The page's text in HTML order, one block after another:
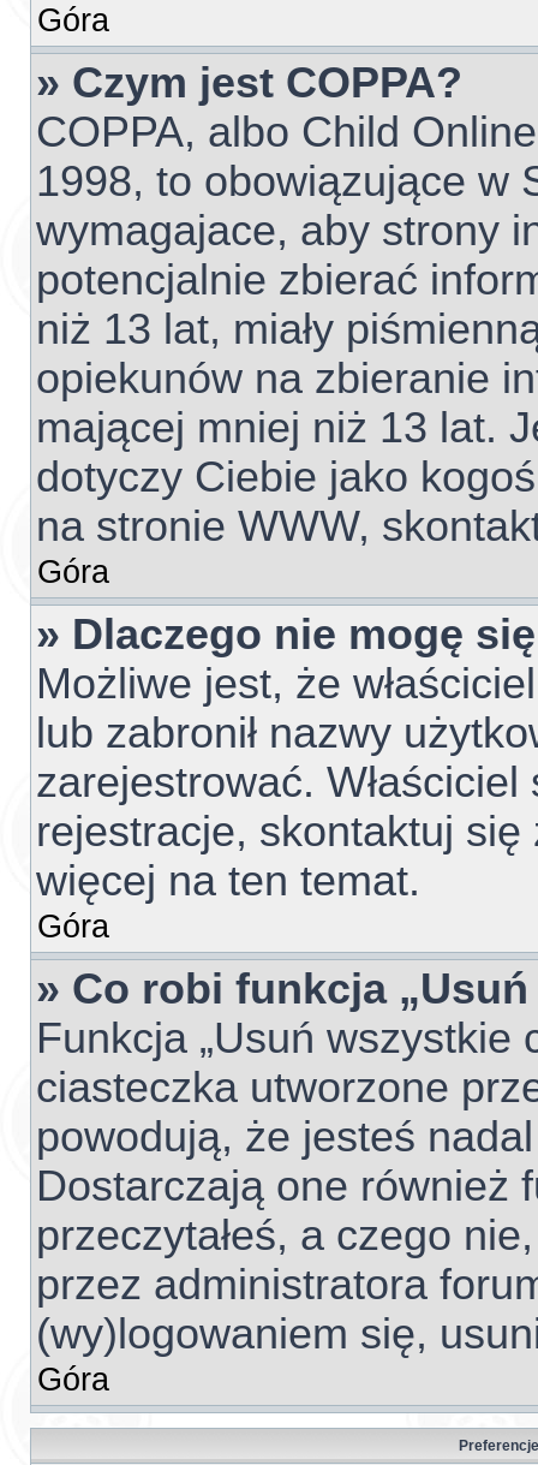
Góra
» Czym jest COPPA?
COPPA, albo Child
1998, to obowiązujące w
wymagajace, aby strony
potencjalnie zbierać
niż 13 lat, miały
opiekunów na zbieranie
mającej mniej niż 13 lat.
dotyczy Ciebie jako
na stronie WWW,
Góra
» Dlaczego nie mogę
Możliwe jest, że
lub zabronił nazwy
zarejestrować.
rejestracje, skontaktuj
więcej na ten temat.
Góra
» Co robi funkcja
Funkcja „Usuń wszystkie
ciasteczka utworzone
powodują, że jesteś
Dostarczają one również
przeczytałeś, a czego
przez administratora
(wy)logowaniem się,
Góra